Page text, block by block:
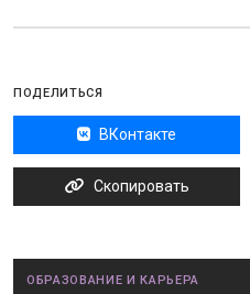
ПОДЕЛИТЬСЯ
ВКонтакте
Скопировать
ОБРАЗОВАНИЕ И КАРЬЕРА